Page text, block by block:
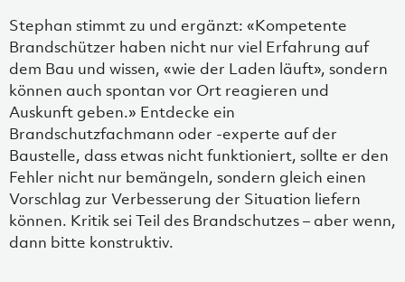
Stephan stimmt zu und ergänzt: «Kompetente
Brandschützer haben nicht nur viel Erfahrung auf
dem Bau und wissen, «wie der Laden läuft», sondern
können auch spontan vor Ort reagieren und
Auskunft geben.» Entdecke ein
Brandschutzfachmann oder -experte auf der
Baustelle, dass etwas nicht funktioniert, sollte er den
Fehler nicht nur bemängeln, sondern gleich einen
Vorschlag zur Verbesserung der Situation liefern
können. Kritik sei Teil des Brandschutzes – aber wenn,
dann bitte konstruktiv.